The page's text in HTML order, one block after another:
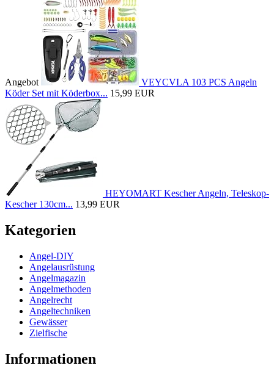
Angebot
VEYCVLA 103 PCS Angeln
Köder Set mit Köderbox... 15,99 EUR
HEYOMART Kescher Angeln, Teleskop-
Kescher 130cm... 13,99 EUR
Kategorien
Angel-DIY
Angelausrüstung
Angelmagazin
Angelmethoden
Angelrecht
Angeltechniken
Gewässer
Zielfische
Informationen